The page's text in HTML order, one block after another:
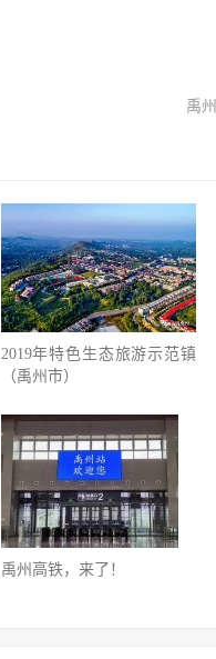
禹
2019年特色生态旅游示范镇
（禹州市）
禹州高铁，来了！